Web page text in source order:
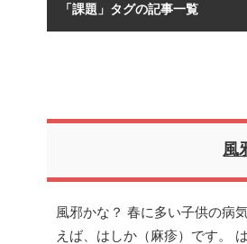
「課題」タグの記事一覧
風
風邪かな？ 春に多い子供の病
えば、はしか（麻疹）です。